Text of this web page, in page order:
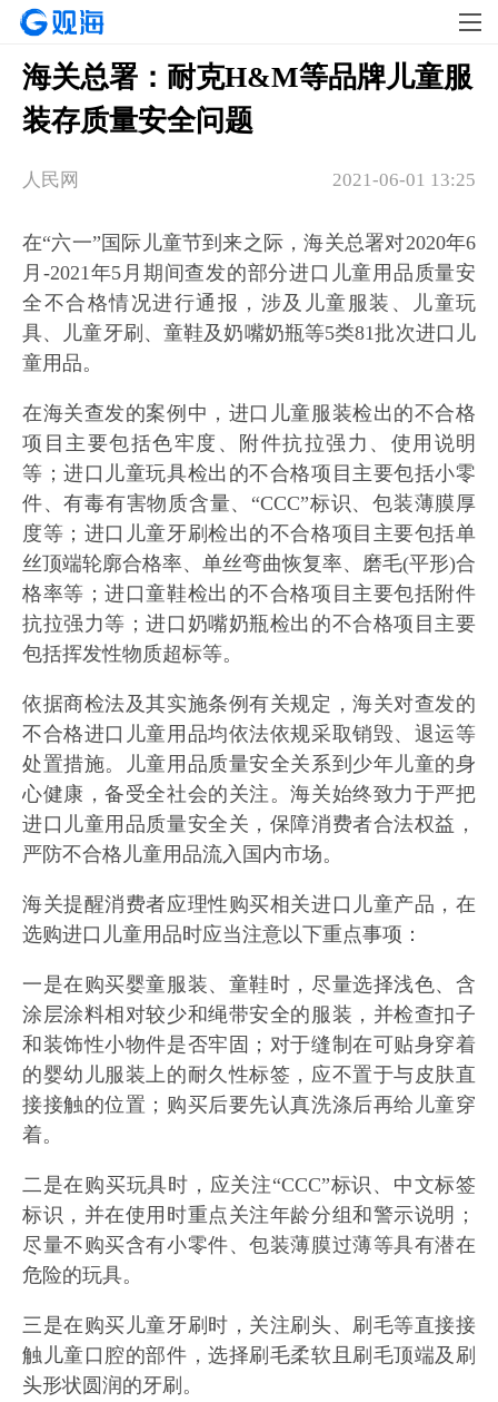
海关总署：耐克H&M等品牌儿童服
装存质量安全问题
2021-06-01 13:25
人民网
在“六一”国际儿童节到来之际，海关总署对2020年6
月-2021年5月期间查发的部分进口儿童用品质量安
全不合格情况进行通报，涉及儿童服装、儿童玩
具、儿童牙刷、童鞋及奶嘴奶瓶等5类81批次进口儿
童用品。
在海关查发的案例中，进口儿童服装检出的不合格
项目主要包括色牢度、附件抗拉强力、使用说明
等；进口儿童玩具检出的不合格项目主要包括小零
件、有毒有害物质含量、“CCC”标识、包装薄膜厚
度等；进口儿童牙刷检出的不合格项目主要包括单
丝顶端轮廓合格率、单丝弯曲恢复率、磨毛(平形)合
格率等；进口童鞋检出的不合格项目主要包括附件
抗拉强力等；进口奶嘴奶瓶检出的不合格项目主要
包括挥发性物质超标等。
依据商检法及其实施条例有关规定，海关对查发的
不合格进口儿童用品均依法依规采取销毁、退运等
处置措施。儿童用品质量安全关系到少年儿童的身
心健康，备受全社会的关注。海关始终致力于严把
进口儿童用品质量安全关，保障消费者合法权益，
严防不合格儿童用品流入国内市场。
海关提醒消费者应理性购买相关进口儿童产品，在
选购进口儿童用品时应当注意以下重点事项：
一是在购买婴童服装、童鞋时，尽量选择浅色、含
涂层涂料相对较少和绳带安全的服装，并检查扣子
和装饰性小物件是否牢固；对于缝制在可贴身穿着
的婴幼儿服装上的耐久性标签，应不置于与皮肤直
接接触的位置；购买后要先认真洗涤后再给儿童穿
着。
二是在购买玩具时，应关注“CCC”标识、中文标签
标识，并在使用时重点关注年龄分组和警示说明；
尽量不购买含有小零件、包装薄膜过薄等具有潜在
危险的玩具。
三是在购买儿童牙刷时，关注刷头、刷毛等直接接
触儿童口腔的部件，选择刷毛柔软且刷毛顶端及刷
头形状圆润的牙刷。